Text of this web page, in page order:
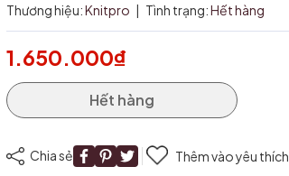
Thương hiệu:Knitpro | Tình trạng:Hết hàng
1.650.000₫
Hết hàng
Chia sẻ Thêm vào yêu thích